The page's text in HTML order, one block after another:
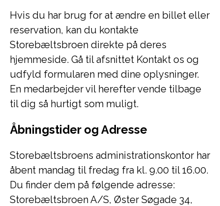
Hvis du har brug for at ændre en billet eller
reservation, kan du kontakte
Storebæltsbroen direkte på deres
hjemmeside. Gå til afsnittet Kontakt os og
udfyld formularen med dine oplysninger.
En medarbejder vil herefter vende tilbage
til dig så hurtigt som muligt.
Åbningstider og Adresse
Storebæltsbroens administrationskontor har
åbent mandag til fredag fra kl. 9.00 til 16.00.
Du finder dem på følgende adresse:
Storebæltsbroen A/S, Øster Søgade 34,